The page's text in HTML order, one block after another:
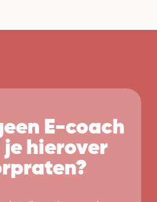
E-coach
je hierover